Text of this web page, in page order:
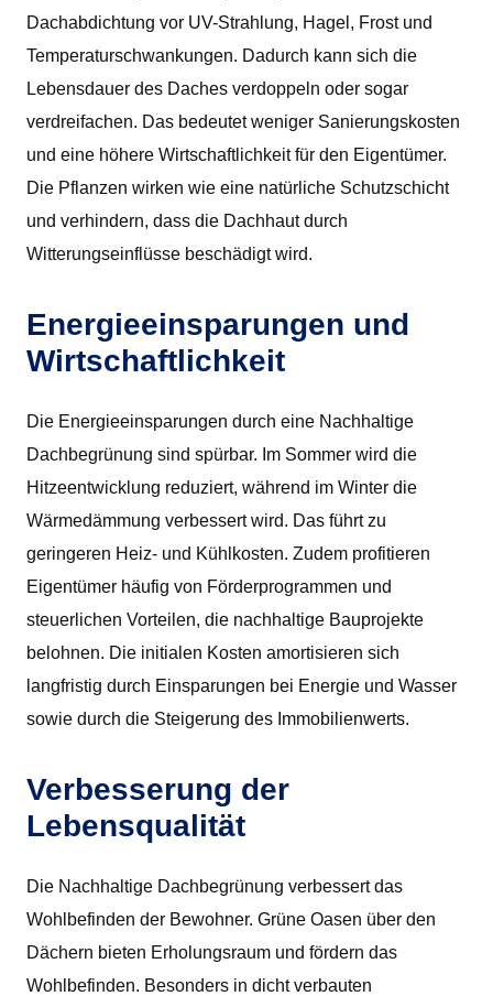
Dachabdichtung vor UV-Strahlung, Hagel, Frost und
Temperaturschwankungen. Dadurch kann sich die
Lebensdauer des Daches verdoppeln oder sogar
verdreifachen. Das bedeutet weniger Sanierungskosten
und eine höhere Wirtschaftlichkeit für den Eigentümer.
Die Pflanzen wirken wie eine natürliche Schutzschicht
und verhindern, dass die Dachhaut durch
Witterungseinflüsse beschädigt wird.
Energieeinsparungen und
Wirtschaftlichkeit
Die Energieeinsparungen durch eine Nachhaltige
Dachbegrünung sind spürbar. Im Sommer wird die
Hitzeentwicklung reduziert, während im Winter die
Wärmedämmung verbessert wird. Das führt zu
geringeren Heiz- und Kühlkosten. Zudem profitieren
Eigentümer häufig von Förderprogrammen und
steuerlichen Vorteilen, die nachhaltige Bauprojekte
belohnen. Die initialen Kosten amortisieren sich
langfristig durch Einsparungen bei Energie und Wasser
sowie durch die Steigerung des Immobilienwerts.
Verbesserung der
Lebensqualität
Die Nachhaltige Dachbegrünung verbessert das
Wohlbefinden der Bewohner. Grüne Oasen über den
Dächern bieten Erholungsraum und fördern das
Wohlbefinden. Besonders in dicht verbauten